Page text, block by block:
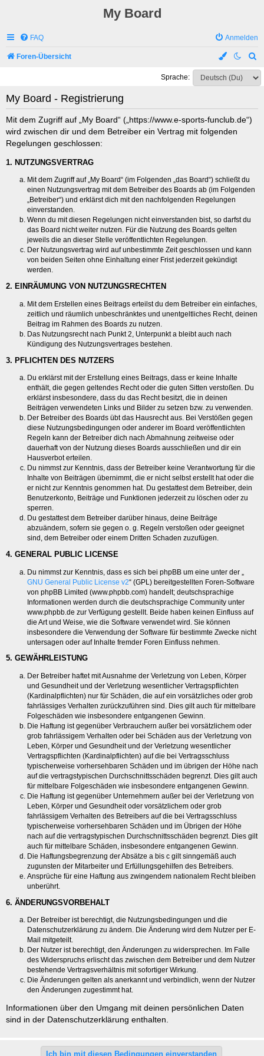
My Board
FAQ Anmelden
Foren-Übersicht
u
c
Sprache:
My Board - Registrierung
Mit dem Zugriff auf „My Board“ („https://www.e-sports-funclub.de“)
wird zwischen dir und dem Betreiber ein Vertrag mit folgenden
Regelungen geschlossen:
1. NUTZUNGSVERTRAG
Mit dem Zugriff auf „My Board“ (im Folgenden „das Board“) schließt du
einen Nutzungsvertrag mit dem Betreiber des Boards ab (im Folgenden
„Betreiber“) und erklärst dich mit den nachfolgenden Regelungen
einverstanden.
Wenn du mit diesen Regelungen nicht einverstanden bist, so darfst du
das Board nicht weiter nutzen. Für die Nutzung des Boards gelten
jeweils die an dieser Stelle veröffentlichten Regelungen.
Der Nutzungsvertrag wird auf unbestimmte Zeit geschlossen und kann
von beiden Seiten ohne Einhaltung einer Frist jederzeit gekündigt
werden.
2. EINRÄUMUNG VON NUTZUNGSRECHTEN
Mit dem Erstellen eines Beitrags erteilst du dem Betreiber ein einfaches,
zeitlich und räumlich unbeschränktes und unentgeltliches Recht, deinen
Beitrag im Rahmen des Boards zu nutzen.
Das Nutzungsrecht nach Punkt 2, Unterpunkt a bleibt auch nach
Kündigung des Nutzungsvertrages bestehen.
3. PFLICHTEN DES NUTZERS
Du erklärst mit der Erstellung eines Beitrags, dass er keine Inhalte
enthält, die gegen geltendes Recht oder die guten Sitten verstoßen. Du
erklärst insbesondere, dass du das Recht besitzt, die in deinen
Beiträgen verwendeten Links und Bilder zu setzen bzw. zu verwenden.
Der Betreiber des Boards übt das Hausrecht aus. Bei Verstößen gegen
diese Nutzungsbedingungen oder anderer im Board veröffentlichten
Regeln kann der Betreiber dich nach Abmahnung zeitweise oder
dauerhaft von der Nutzung dieses Boards ausschließen und dir ein
Hausverbot erteilen.
Du nimmst zur Kenntnis, dass der Betreiber keine Verantwortung für die
Inhalte von Beiträgen übernimmt, die er nicht selbst erstellt hat oder die
er nicht zur Kenntnis genommen hat. Du gestattest dem Betreiber, dein
Benutzerkonto, Beiträge und Funktionen jederzeit zu löschen oder zu
sperren.
Du gestattest dem Betreiber darüber hinaus, deine Beiträge
abzuändern, sofern sie gegen o. g. Regeln verstoßen oder geeignet
sind, dem Betreiber oder einem Dritten Schaden zuzufügen.
4. GENERAL PUBLIC LICENSE
Du nimmst zur Kenntnis, dass es sich bei phpBB um eine unter der „
GNU General Public License v2“ (GPL) bereitgestellten Foren-Software
von phpBB Limited (www.phpbb.com) handelt; deutschsprachige
Informationen werden durch die deutschsprachige Community unter
www.phpbb.de zur Verfügung gestellt. Beide haben keinen Einfluss auf
die Art und Weise, wie die Software verwendet wird. Sie können
insbesondere die Verwendung der Software für bestimmte Zwecke nicht
untersagen oder auf Inhalte fremder Foren Einfluss nehmen.
5. GEWÄHRLEISTUNG
Der Betreiber haftet mit Ausnahme der Verletzung von Leben, Körper
und Gesundheit und der Verletzung wesentlicher Vertragspflichten
(Kardinalpflichten) nur für Schäden, die auf ein vorsätzliches oder grob
fahrlässiges Verhalten zurückzuführen sind. Dies gilt auch für mittelbare
Folgeschäden wie insbesondere entgangenen Gewinn.
Die Haftung ist gegenüber Verbrauchern außer bei vorsätzlichem oder
grob fahrlässigem Verhalten oder bei Schäden aus der Verletzung von
Leben, Körper und Gesundheit und der Verletzung wesentlicher
Vertragspflichten (Kardinalpflichten) auf die bei Vertragsschluss
typischerweise vorhersehbaren Schäden und im übrigen der Höhe nach
auf die vertragstypischen Durchschnittsschäden begrenzt. Dies gilt auch
für mittelbare Folgeschäden wie insbesondere entgangenen Gewinn.
Die Haftung ist gegenüber Unternehmern außer bei der Verletzung von
Leben, Körper und Gesundheit oder vorsätzlichem oder grob
fahrlässigem Verhalten des Betreibers auf die bei Vertragsschluss
typischerweise vorhersehbaren Schäden und im Übrigen der Höhe
nach auf die vertragstypischen Durchschnittsschäden begrenzt. Dies gilt
auch für mittelbare Schäden, insbesondere entgangenen Gewinn.
Die Haftungsbegrenzung der Absätze a bis c gilt sinngemäß auch
zugunsten der Mitarbeiter und Erfüllungsgehilfen des Betreibers.
Ansprüche für eine Haftung aus zwingendem nationalem Recht bleiben
unberührt.
6. ÄNDERUNGSVORBEHALT
Der Betreiber ist berechtigt, die Nutzungsbedingungen und die
Datenschutzerklärung zu ändern. Die Änderung wird dem Nutzer per E-
Mail mitgeteilt.
Der Nutzer ist berechtigt, den Änderungen zu widersprechen. Im Falle
des Widerspruchs erlischt das zwischen dem Betreiber und dem Nutzer
bestehende Vertragsverhältnis mit sofortiger Wirkung.
Die Änderungen gelten als anerkannt und verbindlich, wenn der Nutzer
den Änderungen zugestimmt hat.
Informationen über den Umgang mit deinen persönlichen Daten
sind in der Datenschutzerklärung enthalten.